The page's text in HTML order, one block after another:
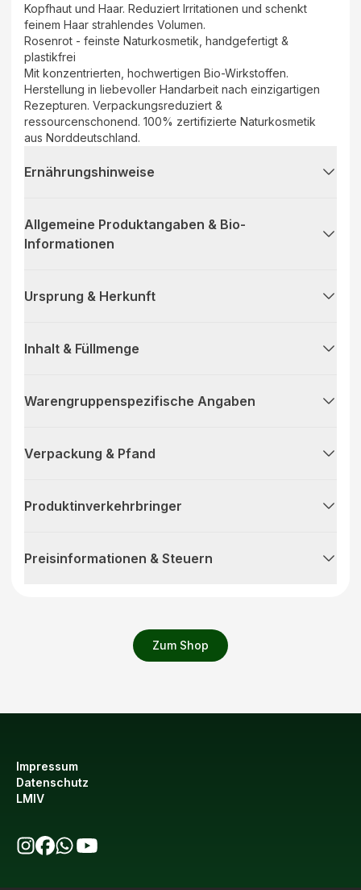
Zum Shop
Kopfhaut und Haar. Reduziert Irritationen und schenkt
feinem Haar strahlendes Volumen.
Rosenrot - feinste Naturkosmetik, handgefertigt &
plastikfrei
Mit konzentrierten, hochwertigen Bio-Wirkstoffen.
Herstellung in liebevoller Handarbeit nach einzigartigen
Rezepturen. Verpackungsreduziert &
ressourcenschonend. 100% zertifizierte Naturkosmetik
aus Norddeutschland.
Ernährungshinweise
Allgemeine Produktangaben & Bio-
Informationen
Ursprung & Herkunft
Inhalt & Füllmenge
Warengruppenspezifische Angaben
Verpackung & Pfand
Produktinverkehrbringer
Preisinformationen & Steuern
Impressum
Datenschutz
LMIV